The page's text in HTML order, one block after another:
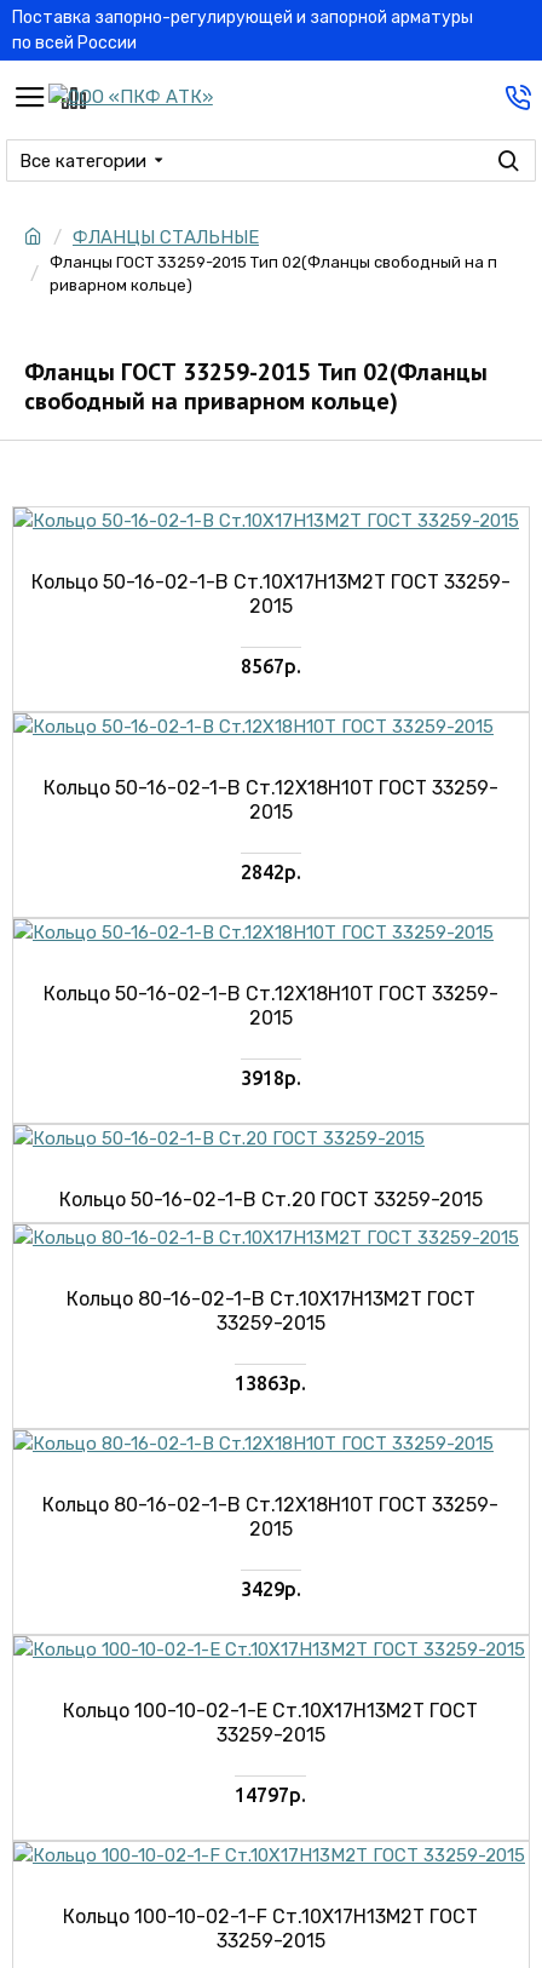
Поставка запорно-регулирующей и запорной арматуры
по всей России
Все категории
ФЛАНЦЫ СТАЛЬНЫЕ
Фланцы ГОСТ 33259-2015 Тип 02(Фланцы свободный на п
риварном кольце)
Фланцы ГОСТ 33259-2015 Тип 02(Фланцы
свободный на приварном кольце)
Кольцо 50-16-02-1-В Ст.10Х17Н13М2Т ГОСТ 33259-
2015
8567р.
Кольцо 50-16-02-1-В Ст.12Х18Н10Т ГОСТ 33259-
2015
2842р.
Кольцо 50-16-02-1-В Ст.12Х18Н10Т ГОСТ 33259-
2015
3918р.
Кольцо 50-16-02-1-В Ст.20 ГОСТ 33259-2015
Кольцо 80-16-02-1-В Ст.10Х17Н13М2Т ГОСТ
33259-2015
13863р.
Кольцо 80-16-02-1-В Ст.12Х18Н10Т ГОСТ 33259-
2015
3429р.
Кольцо 100-10-02-1-E Ст.10Х17Н13М2Т ГОСТ
33259-2015
14797р.
Кольцо 100-10-02-1-F Ст.10Х17Н13М2Т ГОСТ
33259-2015